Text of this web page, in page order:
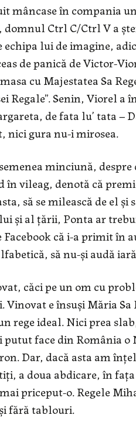
mâncase în compania
Ctrl C/Ctrl V a
lui de imagine,
de panică de Victor-
cu Majestatea Sa
Regale”. Senin, Viorel
de fata lu’ tata –
nici gura nu-i mirosea.
minciună,
în vileag, denotă că
să se milească de el
şi al ţării, Ponta ar
Facebook că i-a primit
să nu-şi audă
căci pe un om cu
e însuşi Măria
rege ideal. Nici prea
face din România o
Dar, dacă asta am
a doua abdicare, în
priceput-o. Regele
fără tablouri.